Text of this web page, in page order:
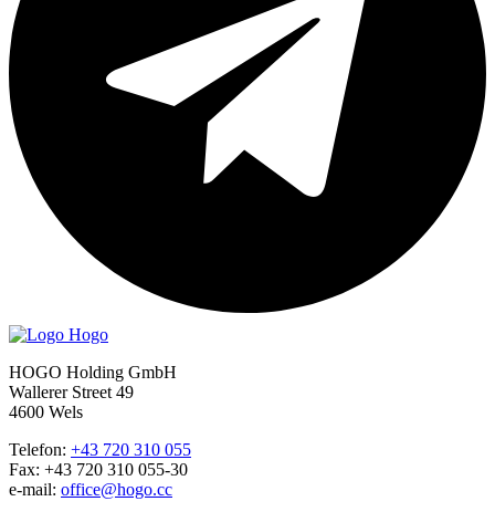
HOGO Holding GmbH
Wallerer Street 49
4600 Wels
Telefon: +43 720 310 055
Fax: +43 720 310 055-30
e-mail: office@hogo.cc